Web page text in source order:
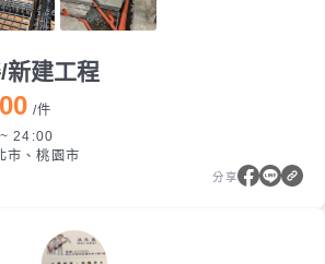
新建工程
/件
24:00
市、桃園市
分享